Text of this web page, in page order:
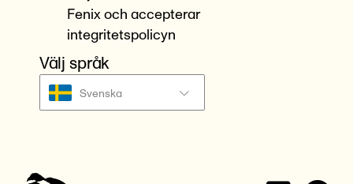
Fenix och accepterar
integritetspolicyn
Välj språk
Svenska